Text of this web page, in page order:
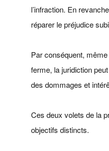
l’infraction. En
réparer le préjudice
Par conséquent,
ferme, la juridiction
des dommages et
Ces deux volets de la
objectifs distincts.